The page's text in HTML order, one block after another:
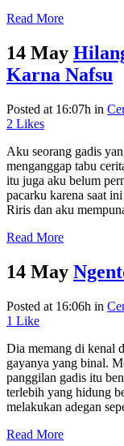
Read More
14 May
Karna Nafsu
Posted at 16:07h in
2 Likes
Aku seorang gadis
menganggap tabu
itu juga aku belum
pacarku karena saat
Riris dan aku
Read More
14 May
Posted at 16:06h in
1 Like
Dia memang di kenal
gayanya yang binal.
panggilan gadis itu
terlebih yang hidung
melakukan adegan
Read More